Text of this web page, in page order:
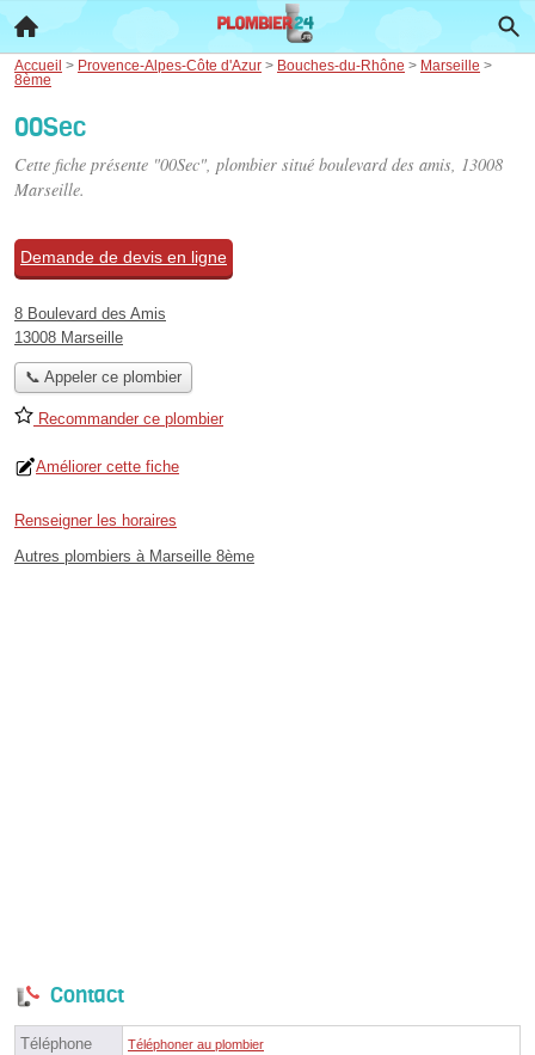
Accueil > Provence-Alpes-Côte d'Azur > Bouches-du-Rhône > Marseille >
8ème
00Sec
Cette fiche présente "00Sec", plombier situé boulevard des amis, 13008
Marseille.
Demande de devis en ligne
8 Boulevard des Amis
13008 Marseille
📞 Appeler ce plombier
Recommander ce plombier
Améliorer cette fiche
Renseigner les horaires
Autres plombiers à Marseille 8ème
Contact
Téléphone Téléphoner au plombier